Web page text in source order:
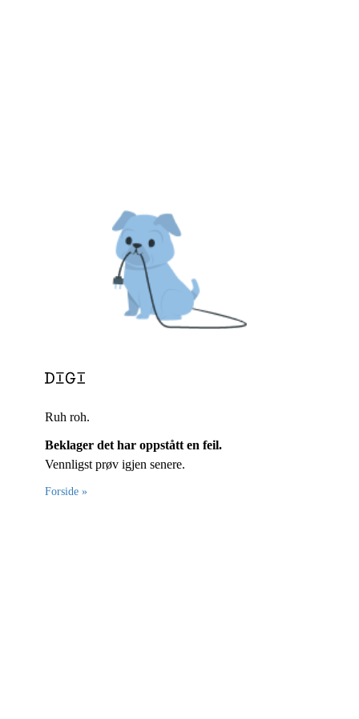
Ruh roh.
Beklager det har oppstått en feil.
Vennligst prøv igjen senere.
Forside »